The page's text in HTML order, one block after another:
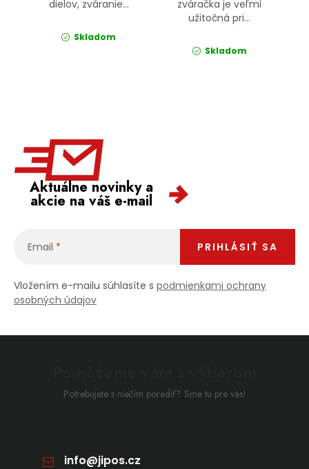
dielov, zváranie...
Skladom
zváračka je veľmi
užitočná pri...
Skladom
Aktuálne novinky a
akcie na váš e-mail
Email
Vložením e-mailu súhlasíte s podmienkami ochrany
osobných údajov
PRIHLÁSIŤ SA
Potrebujete s niečím poradiť? Sme tu pre vás!
info@jipos.cz